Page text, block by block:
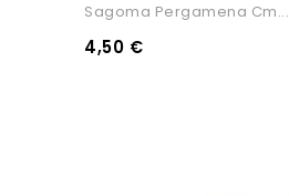
Sagoma Pergamena Cm...
4,50 €